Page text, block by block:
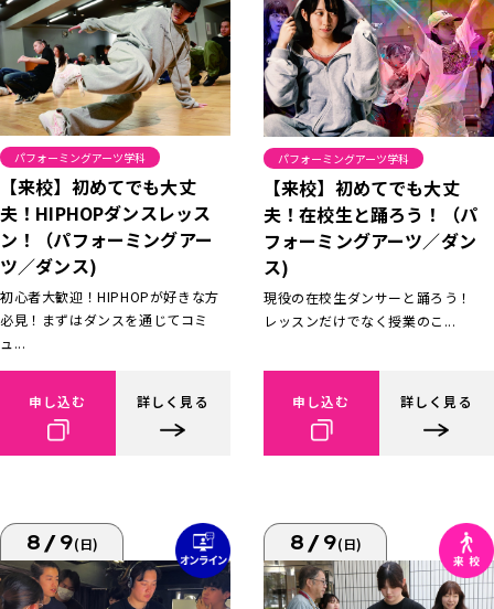
パフォーミングアーツ学科
【来校】初めてでも大丈
夫！HIPHOPダンスレッス
ン！（パフォーミングアー
ツ／ダンス)
初心者大歓迎！HIPHOPが好きな方
必見！まずはダンスを通じてコミ
ュ...
申し込む 詳しく見る
パフォーミングアーツ学科
【来校】初めてでも大丈
夫！在校生と踊ろう！（パ
フォーミングアーツ／ダン
ス)
現役の在校生ダンサーと踊ろう！
レッスンだけでなく授業のこ...
申し込む 詳しく見る
8/9(日) 8/9(日)